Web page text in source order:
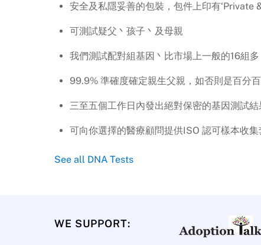
安全及私隱妥善的包裝，包件上印有‘Private
可測試疑父丶孩子丶及母親
我們測試配對組基因丶比市場上一般的16組多
99.9% 準確度確定親生父親，如否則是百分
三至五個工作日內發出絕對保密的基因測試結
可向你選擇的醫療顧問提供ISO 認可樣本收
See all DNA Tests
WE SUPPORT: